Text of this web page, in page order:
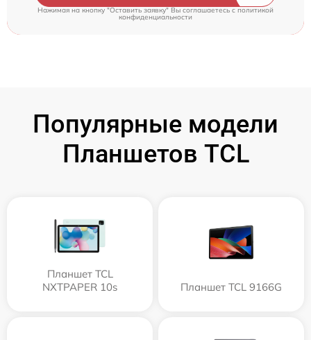
Нажимая на кнопку "Оставить заявку" Вы соглашаетесь c политикой
конфиденциальности
Популярные модели
Планшетов TCL
Планшет TCL
NXTPAPER 10s
Планшет TCL 9166G